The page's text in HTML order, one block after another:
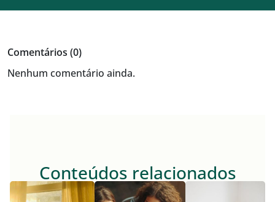
Comentários (0)
Nenhum comentário ainda.
Conteúdos relacionados